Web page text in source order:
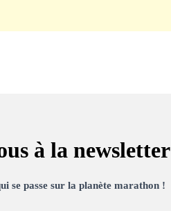
à la newsletter
se passe sur la planète marathon !